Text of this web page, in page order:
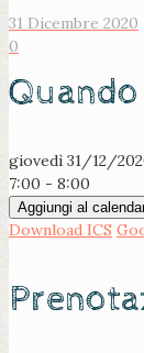
31 Dicembre 2020
0
Quando
giovedì 31/12/
7:00 - 8:00
Aggiungi al
Download ICS